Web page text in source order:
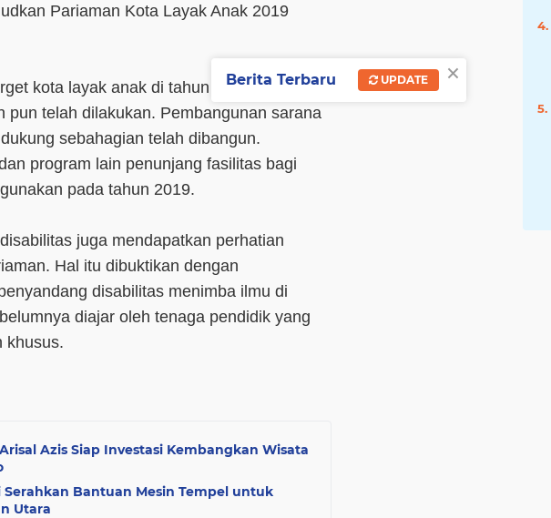
Pariaman Kota Layak Anak 2019
kota layak anak di tahun mendatang itu,
pun telah dilakukan. Pembangunan sarana
sebahagian telah dibangun.
program lain penunjang fasilitas bagi
pada tahun 2019.
juga mendapatkan perhatian
Hal itu dibuktikan dengan
disabilitas menimba ilmu di
diajar oleh tenaga pendidik yang
khusus.
Azis Siap Investasi Kembangkan Wisata
Serahkan Bantuan Mesin Tempel untuk
Utara
×
Berita Terbaru UPDATE